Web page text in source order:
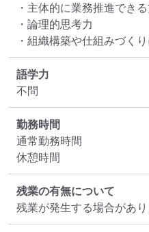
・主体的に業務推進でき
・論理的思考力
・組織構築や仕組みづく
語学力
不問
勤務時間
通常勤務時間
休憩時間
残業の有無について
残業が発生する場合があ